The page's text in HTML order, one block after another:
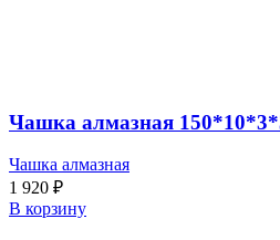
Чашка алмазная
Чашка алмазная
1 920 ₽
В корзину